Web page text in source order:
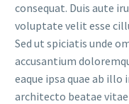
consequat. Duis aute
voluptate velit esse
Sed ut spiciatis unde
accusantium
eaque ipsa quae ab
architecto beatae